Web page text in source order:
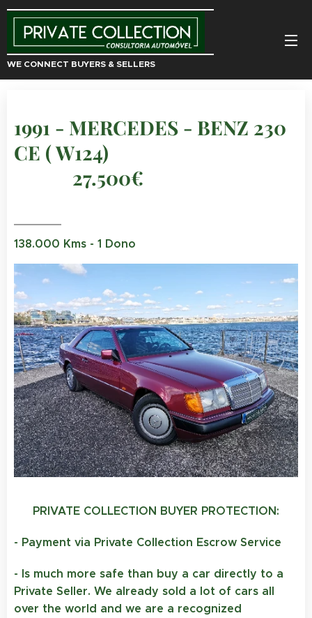
WE CONNECT BUYERS & SELLERS
1991 - MERCEDES - BENZ 230
CE ( W124)
27.500€
138.000 Kms - 1 Dono
PRIVATE COLLECTION BUYER PROTECTION:
- Payment via Private Collection Escrow Service
- Is much more safe than buy a car directly to a
Private Seller. We already sold a lot of cars all
over the world and we are a recognized